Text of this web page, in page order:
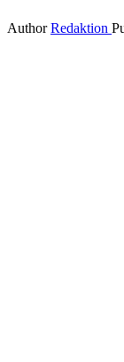
Author Redaktion